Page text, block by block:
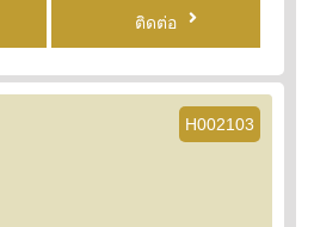
ติดต่อ
H002103